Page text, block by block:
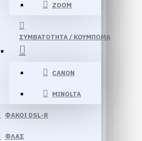
ΖΟΟΜ
ΣΥΜΒΑΤΟΤΗΤΑ / ΚΟΥΜΠΩΜΑ
CANON
MINOLTA
ΦΑΚΟΙ DSL-R
ΦΛΑΣ